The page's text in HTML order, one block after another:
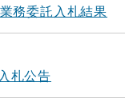
務委託入札結果
札公告